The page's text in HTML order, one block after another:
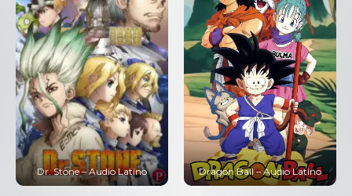
Dr. Stone – Audio Latino Dragon Ball – Audio Latino